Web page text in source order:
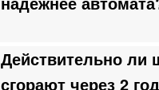
Действительно
сгорают через 2